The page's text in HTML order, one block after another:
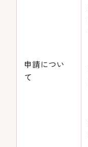
申請につい
て